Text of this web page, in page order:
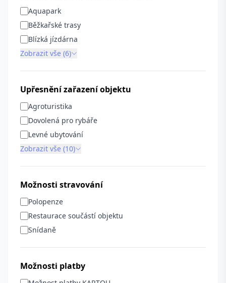
Aquapark
Běžkařské trasy
Blízká jízdárna
Zobrazit vše (6)
Upřesnění zařazení objektu
Agroturistika
Dovolená pro rybáře
Levné ubytování
Zobrazit vše (10)
Možnosti stravování
Polopenze
Restaurace součástí objektu
Snídaně
Možnosti platby